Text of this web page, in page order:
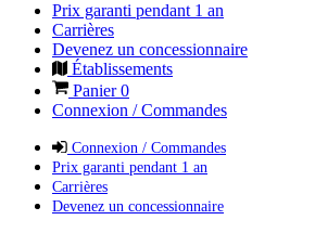
Prix garanti pendant 1 an
Carrières
Devenez un concessionnaire
Établissements
Panier0
Connexion / Commandes
Connexion / Commandes
Prix garanti pendant 1 an
Carrières
Devenez un concessionnaire